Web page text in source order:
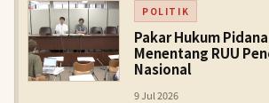
POLITIK
Pakar Hukum
Menentang RUU
Nasional
9 Jul 2026